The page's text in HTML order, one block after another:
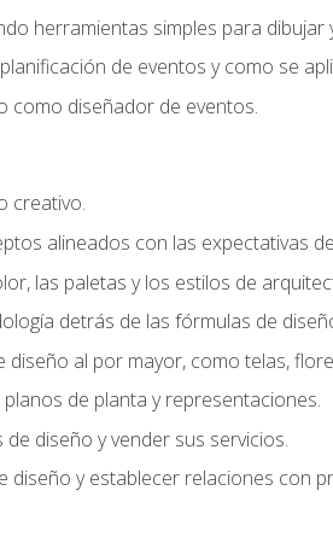
herramientas simples para
de eventos y como se
como diseñador de eventos.
creativo.
alineados con las expectativas
las paletas y los estilos de
detrás de las fórmulas de
diseño al por mayor, como telas,
de planta y representaciones.
diseño y vender sus servicios.
diseño y establecer relaciones con